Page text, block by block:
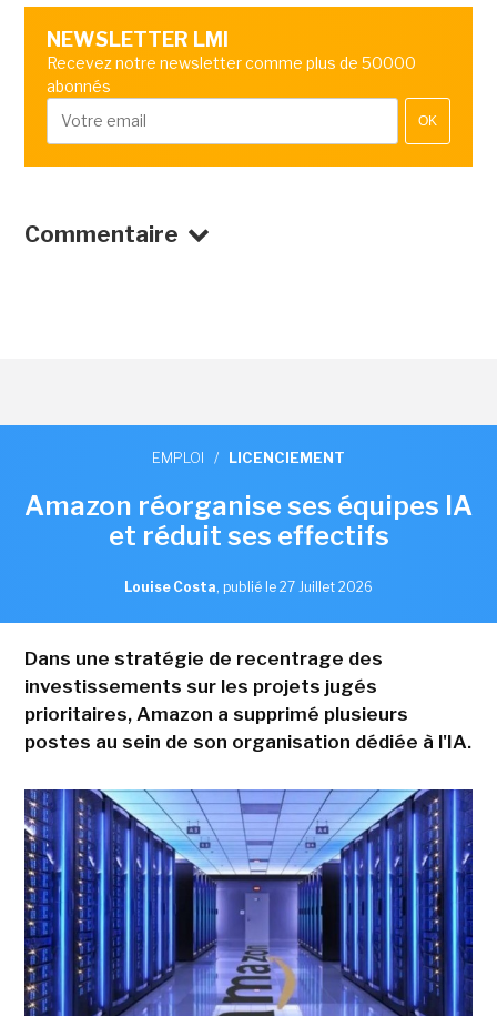
NEWSLETTER LMI
Recevez notre newsletter comme plus de 50000
abonnés
OK
Commentaire
EMPLOI / LICENCIEMENT
Amazon réorganise ses équipes IA
et réduit ses effectifs
Louise Costa, publié le 27 Juillet 2026
Dans une stratégie de recentrage des
investissements sur les projets jugés
prioritaires, Amazon a supprimé plusieurs
postes au sein de son organisation dédiée à l'IA.